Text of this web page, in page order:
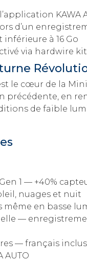
KAWA
d’un
à 16 Go
via hardwire kit
le cœur de la
précédente, en
de faible
1 — +40%
nuages et nuit
en basse
—
— français inclus
AUTO